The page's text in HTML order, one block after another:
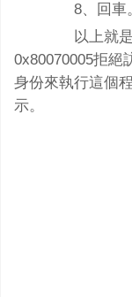
8、回車
以上就是
0x80070005拒絕
身份來執行這個
示。